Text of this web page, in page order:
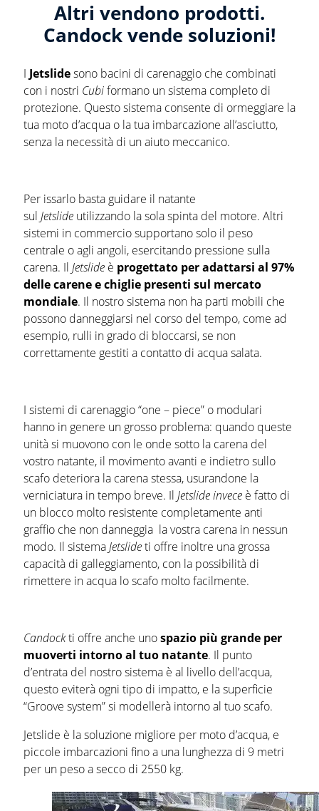
Altri vendono prodotti.
Candock vende soluzioni!
I Jetslidesono bacini di carenaggio che combinati
con i nostri Cubiformano un sistema completo di
protezione. Questo sistema consente di ormeggiare la
tua moto d’acqua o la tua imbarcazione all’asciutto,
senza la necessità di un aiuto meccanico.
Per issarlo basta guidare il natante
sul Jetslide utilizzando la sola spinta del motore. Altri
sistemi in commercio supportano solo il peso
centrale o agli angoli, esercitando pressione sulla
carena. Il Jetslide è progettato per adattarsi al 97%
delle carene e chiglie presenti sul mercato
mondiale. Il nostro sistema non ha parti mobili che
possono danneggiarsi nel corso del tempo, come ad
esempio, rulli in grado di bloccarsi, se non
correttamente gestiti a contatto di acqua salata.
I sistemi di carenaggio “one – piece” o modulari
hanno in genere un grosso problema: quando queste
unità si muovono con le onde sotto la carena del
vostro natante, il movimento avanti e indietro sullo
scafo deteriora la carena stessa, usurandone la
verniciatura in tempo breve. Il Jetslide invece è fatto di
un blocco molto resistente completamente anti
graffio che non danneggia la vostra carena in nessun
modo. Il sistemaJetslideti offre inoltre una grossa
capacità di galleggiamento, con la possibilità di
rimettere in acqua lo scafo molto facilmente.
Candockti offre anche unospazio più grande per
muoverti intorno al tuo natante. Il punto
d’entrata del nostro sistema è al livello dell’acqua,
questo eviterà ogni tipo di impatto, e la superficie
“Groove system” si modellerà intorno al tuo scafo.
Jetslide è la soluzione migliore per moto d’acqua, e
piccole imbarcazioni fino a una lunghezza di 9 metri
per un peso a secco di 2550 kg.